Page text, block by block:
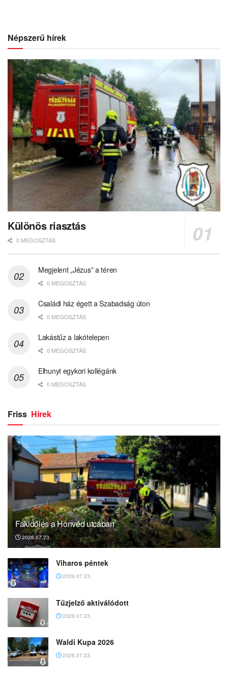
Népszerű hírek
Különös riasztás
0 MEGOSZTÁS
Megjelent „Jézus” a téren
0 MEGOSZTÁS
Családi ház égett a Szabadság úton
0 MEGOSZTÁS
Lakástűz a lakótelepen
0 MEGOSZTÁS
Elhunyt egykori kollégánk
0 MEGOSZTÁS
Friss Hírek
Fakidőlés a Honvéd utcában
2026.07.23.
Viharos péntek
2026.07.23.
Tűzjelző aktiválódott
2026.07.23.
Waldi Kupa 2026
2026.07.23.